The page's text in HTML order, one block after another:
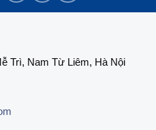
Trì, Nam Từ Liêm, Hà Nội